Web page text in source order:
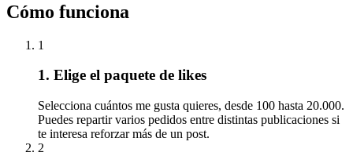
Cómo funciona
1
1. Elige el paquete de likes
Selecciona cuántos me gusta quieres, desde 100 hasta 20.000.
Puedes repartir varios pedidos entre distintas publicaciones si
te interesa reforzar más de un post.
2